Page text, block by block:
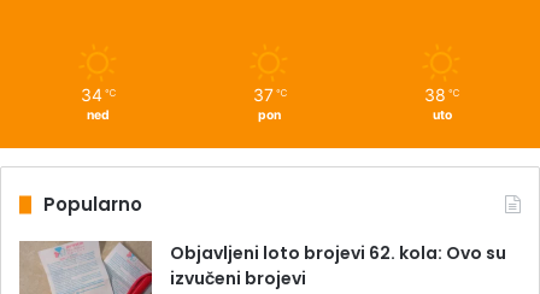
34 ℃
ned
37 ℃
pon
38 ℃
uto
Popularno
Objavljeni loto brojevi 62. kola: Ovo su
izvučeni brojevi